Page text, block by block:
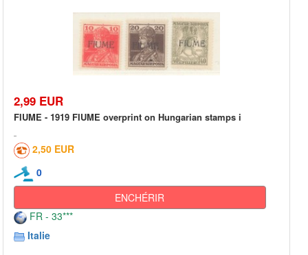
2,99 EUR
FIUME - 1919 FIUME overprint on Hungarian stamps i
2,50 EUR
0
ENCHÉRIR
FR - 33***
Italie